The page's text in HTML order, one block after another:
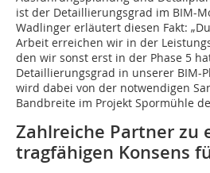
ist der Detaillierungsgrad im BIM-
Wadlinger erläutert diesen Fakt:
Arbeit erreichen wir in der
den wir sonst erst in der Phase 5
Detaillierungsgrad in unserer BIM-
wird dabei von der notwendigen
Bandbreite im Projekt Spormühle
Zahlreiche Partner zu
tragfähigen Konsens